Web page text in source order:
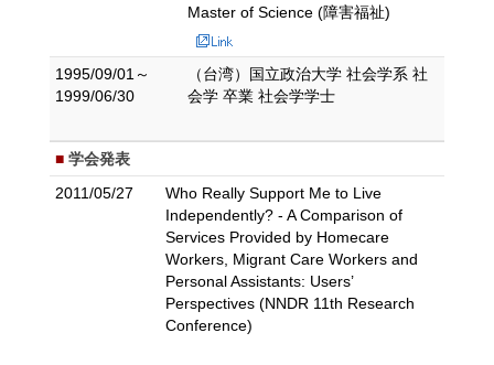
Master of Science (障害福祉)
1995/09/01～
1999/06/30
（台湾）国立政治大学 社会学系 社
会学 卒業 社会学学士
学会発表
2011/05/27
Who Really Support Me to Live
Independently? - A Comparison of
Services Provided by Homecare
Workers, Migrant Care Workers and
Personal Assistants: Users’
Perspectives (NNDR 11th Research
Conference)